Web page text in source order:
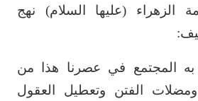
الزهراء (عليها السلام) نهج
المجتمع في عصرنا هذا من
الفتن وتعطيل ‏العقول